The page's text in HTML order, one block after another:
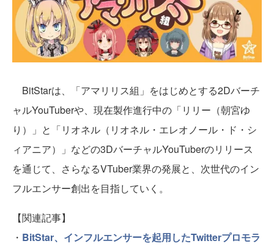
BitStarは、「アマリリス組」をはじめとする2Dバーチ
ャルYouTuberや、現在製作進行中の「リリー（朝宮ゆ
り）」と「リオネル（リオネル・エレオノール・ド・シ
ィアニア）」などの3DバーチャルYouTuberのリリース
を通じて、さらなるVTuber業界の発展と、次世代のイン
フルエンサー創出を目指していく。
【関連記事】
・ BitStar、インフルエンサーを起用したTwitterプロモラ